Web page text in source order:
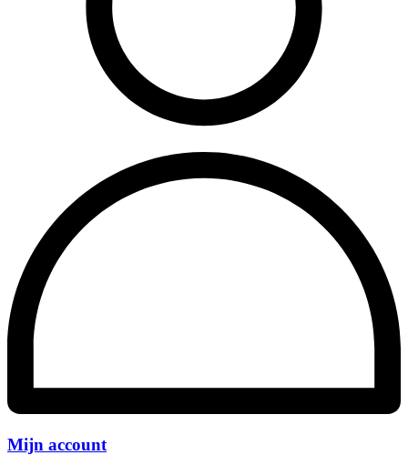
Mijn account